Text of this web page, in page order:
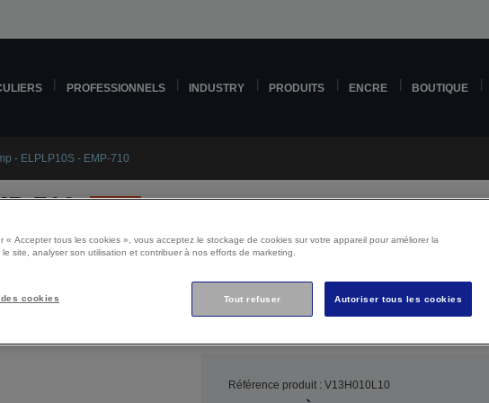
PROFESSIONNELS INDUSTRY PRODUITS ENCRE BOUTIQUE
- ELPLP10S - EMP-710
710
ce produit n’est plus disponible. Cliquez ci-dessous pour continuer à bénéficier
Référence produit : V13H010L10
« Accepter tous les cookies », vous acceptez le stockage de cookies sur votre appareil pour améliorer la
site, analyser son utilisation et contribuer à nos efforts de marketing.
Tout refuser Autoriser tous les cookies
cookies